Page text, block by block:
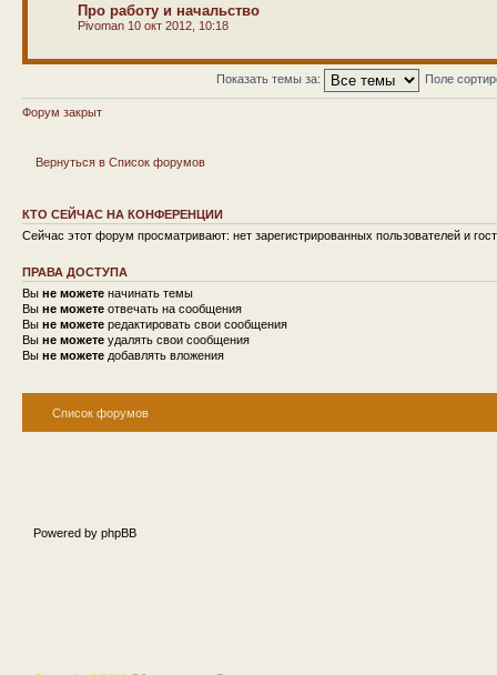
Про работу и начальство
Pivoman 10 окт 2012, 10:18
Показать темы за: Поле
Форум закрыт
Вернуться в Список форумов
КТО СЕЙЧАС НА КОНФЕРЕНЦИИ
Сейчас этот форум просматривают: нет зарегистрированных пользователей и
ПРАВА ДОСТУПА
Вы не можете начинать темы
Вы не можете отвечать на сообщения
Вы не можете редактировать свои сообщения
Вы не можете удалять свои сообщения
Вы не можете добавлять вложения
Список форумов
Powered by phpBB